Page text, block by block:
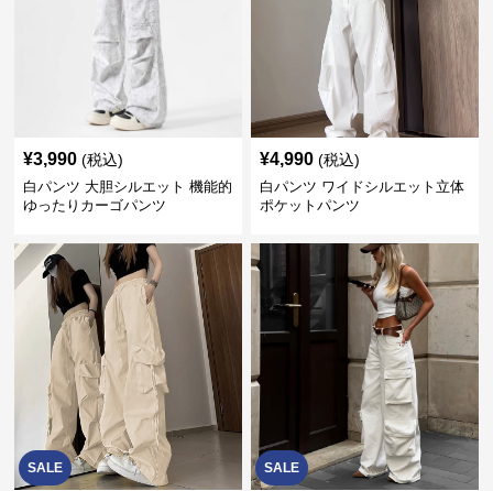
¥3,990 (税込)
白パンツ 大胆シルエット 機能的
ゆったりカーゴパンツ
¥4,990 (税込)
白パンツ ワイドシルエット立体
ポケットパンツ
SALE SALE